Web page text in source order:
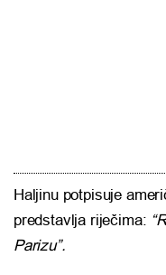
Haljinu potpisuje
predstavlja riječima:
Parizu”.